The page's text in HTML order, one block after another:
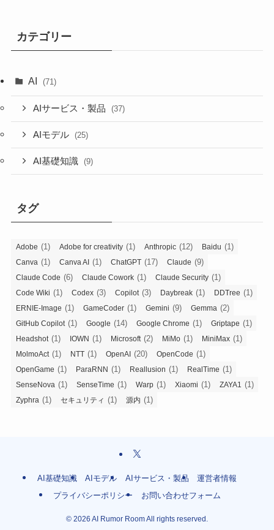
カテゴリー
AI (71)
AIサービス・製品 (37)
AIモデル (25)
AI基礎知識 (9)
タグ
Adobe (1) Adobe for creativity (1) Anthropic (12) Baidu (1)
Canva (1) Canva AI (1) ChatGPT (17) Claude (9)
Claude Code (6) Claude Cowork (1) Claude Security (1)
Code Wiki (1) Codex (3) Copilot (3) Daybreak (1) DDTree (1)
ERNIE-Image (1) GameCoder (1) Gemini (9) Gemma (2)
GitHub Copilot (1) Google (14) Google Chrome (1) Griptape (1)
Headshot (1) IOWN (1) Microsoft (2) MiMo (1) MiniMax (1)
MolmoAct (1) NTT (1) OpenAI (20) OpenCode (1)
OpenGame (1) ParaRNN (1) Reallusion (1) RealTime (1)
SenseNova (1) SenseTime (1) Warp (1) Xiaomi (1) ZAYA1 (1)
Zyphra (1) セキュリティ (1) 源内 (1)
AI基礎知識 AIモデル AIサービス・製品
運営者情報
プライバシーポリシー
お問い合わせフォーム
© 2026 AI Rumor Room All rights reserved.